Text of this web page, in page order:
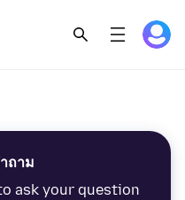
ถาม
ask your question